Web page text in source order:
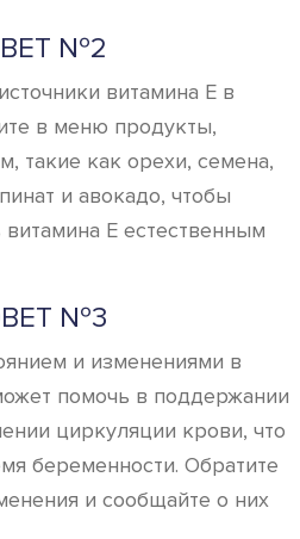
№2
витамина Е в
в меню продукты,
такие как орехи, семена,
и авокадо, чтобы
Е естественным
№3
и изменениями в
помочь в поддержании
циркуляции крови, что
беременности. Обратите
и сообщайте о них